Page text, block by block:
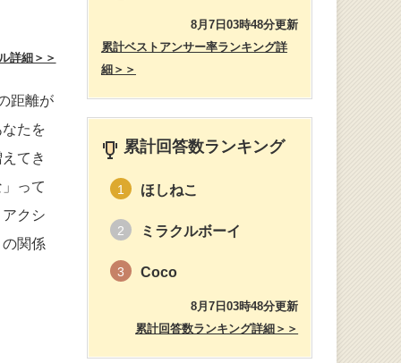
詳細＞＞
距離が
たを
てき
って
クシ
関係
8月7日03時48分更新
累計ベストアンサー率ランキング詳
細＞＞
累計回答数ランキング
1 ほしねこ
2 ミラクルボーイ
3 Coco
8月7日03時48分更新
累計回答数ランキング詳細＞＞